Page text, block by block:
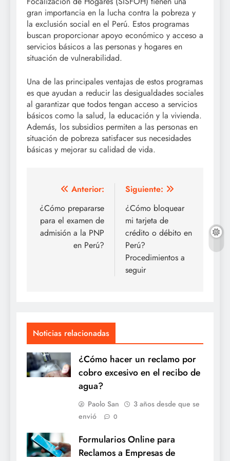
gran importancia en la lucha contra la pobreza y
la exclusión social en el Perú. Estos programas
buscan proporcionar apoyo económico y acceso a
servicios básicos a las personas y hogares en
situación de vulnerabilidad.
Una de las principales ventajas de estos programas
es que ayudan a reducir las desigualdades sociales
al garantizar que todos tengan acceso a servicios
básicos como la salud, la educación y la vivienda.
Además, los subsidios permiten a las personas en
situación de pobreza satisfacer sus necesidades
básicas y mejorar su calidad de vida.
Navegación
de
entradas
Anterior:
¿Cómo prepararse
para el examen de
admisión a la PNP
en Perú?
Siguiente:
¿Cómo bloquear
mi tarjeta de
crédito o débito en
Perú?
Procedimientos a
seguir
Noticias relacionadas
¿Cómo hacer un reclamo por
cobro excesivo en el recibo de
agua?
Paolo San
3 años desde que se
envió
0
Formularios Online para
Reclamos a Empresas de